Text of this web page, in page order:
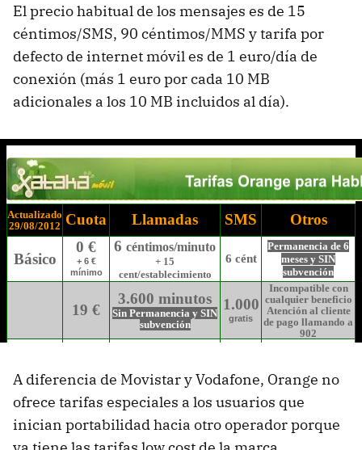
El precio habitual de los mensajes es de 15
céntimos/SMS, 90 céntimos/MMS y tarifa por
defecto de internet móvil es de 1 euro/día de
conexión (más 1 euro por cada 10 MB
adicionales a los 10 MB incluidos al día).
A diferencia de Movistar y Vodafone, Orange no
ofrece tarifas especiales a los usuarios que
inician portabilidad hacia otro operador porque